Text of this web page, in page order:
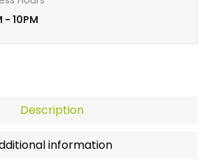
- 10PM
Description
information